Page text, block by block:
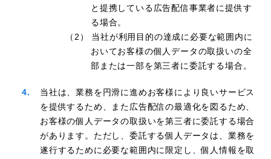
と提携している広告配信事業者に提供す
る場合。
（2） 当社が利用目的の達成に必要な範囲内に
おいてお客様の個人データの取扱いの全
部または一部を第三者に委託する場合。
当社は、業務を円滑に進めお客様により良いサービス
を提供するため、また広告配信の最適化を図るため、
お客様の個人データの取扱いを第三者に委託する場合
があります。ただし、委託する個人データは、業務を
遂行するために必要な範囲内に限定し、個人情報を取